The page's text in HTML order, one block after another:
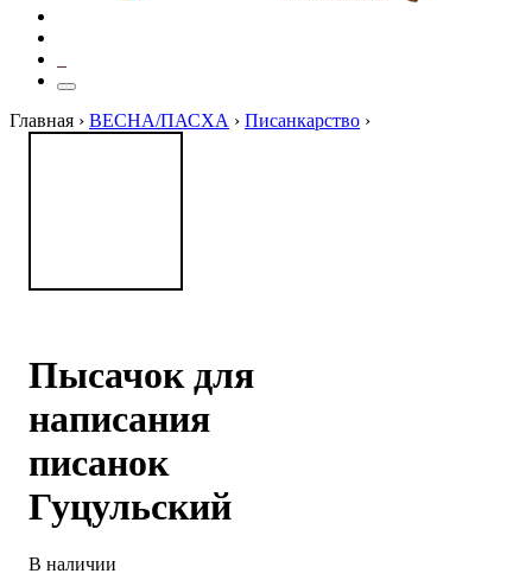
Главная › ВЕСНА/ПАСХА › Писанкарство ›
Пысачок для
написания
писанок
Гуцульский
В наличии